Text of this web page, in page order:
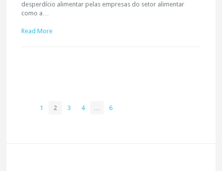
desperdício alimentar pelas empresas do setor alimentar
como a…
Read More
1 2 3 4 … 6